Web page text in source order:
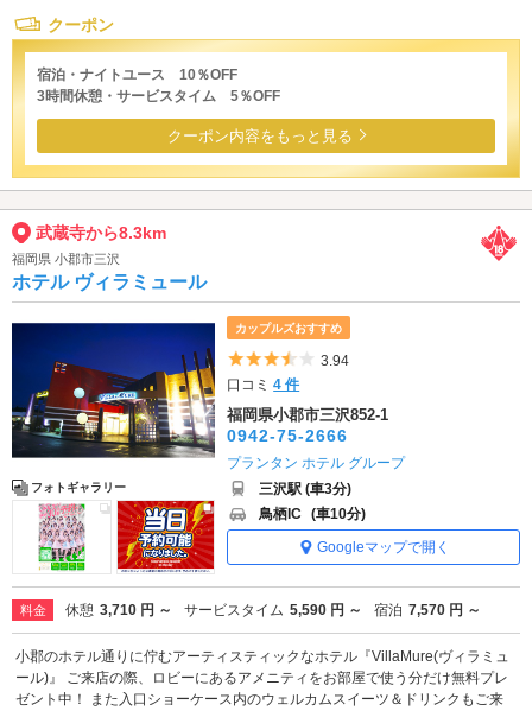
クーポン
宿泊・ナイトユース 10％OFF
3時間休憩・サービスタイム 5％OFF
クーポン内容をもっと見る
武蔵寺から8.3km
福岡県 小郡市三沢
ホテル ヴィラミュール
フォトギャラリー
カップルズおすすめ
5つ星のうち3.5
3.94
口コミ4 件
福岡県小郡市三沢852-1
0942-75-2666
プランタン ホテル グループ
三沢駅 (車3分)
鳥栖IC (車10分)
Googleマップで開く
料金 休憩 3,710 円 ～ サービスタイム 5,590 円 ～ 宿泊 7,570 円 ～
小郡のホテル通りに佇むアーティスティックなホテル『VillaMure(ヴィラミュ
ール)』 ご来店の際、ロビーにあるアメニティをお部屋で使う分だけ無料プレ
ゼント中！ また入口ショーケース内のウェルカムスイーツ＆ドリンクもご来